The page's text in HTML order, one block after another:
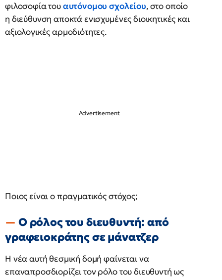
φιλοσοφία τουαυτόνομου σχολείου, στο οποίο
η διεύθυνση αποκτά ενισχυμένες διοικητικές και
αξιολογικές αρμοδιότητες.
Ποιος είναι ο πραγματικός στόχος;
Ο ρόλος του διευθυντή: από
γραφειοκράτης σε μάνατζερ
Η νέα αυτή θεσμική δομή φαίνεται να
επαναπροσδιορίζει τον ρόλο του διευθυντή ως